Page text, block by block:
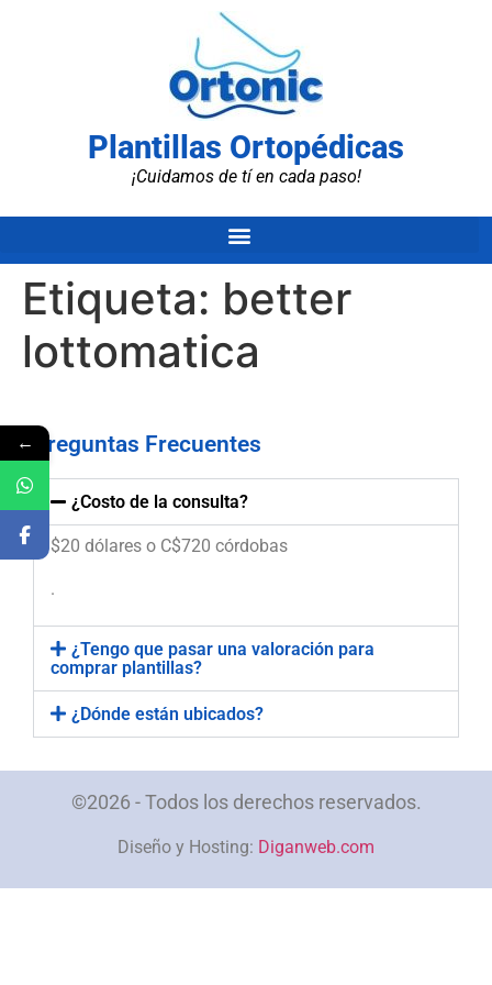
Plantillas Ortopédicas
¡Cuidamos de tí en cada paso!
Etiqueta: better
lottomatica
Preguntas Frecuentes
¿Costo de la consulta?
$20 dólares o C$720 córdobas
.
¿Tengo que pasar una valoración para
comprar plantillas?
¿Dónde están ubicados?
©2026 - Todos los derechos reservados.
Diseño y Hosting: Diganweb.com
←